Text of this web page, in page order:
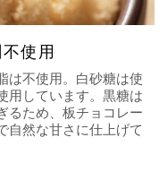
使用
は不使用。白砂糖は使
用しています。黒糖は
るため、板チョコレー
自然な甘さに仕上げて